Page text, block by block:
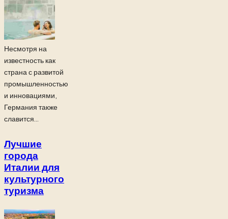
Несмотря на
известность как
страна с развитой
промышленностью
и инновациями,
Германия также
славится...
Лучшие
города
Италии для
культурного
туризма